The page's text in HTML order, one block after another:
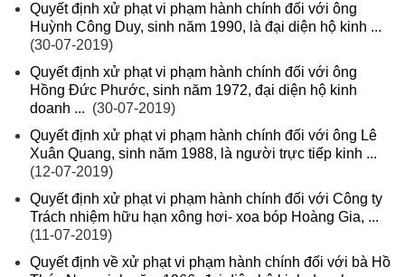
Quyết định xử phạt vi phạm hành chính đối với ông
Huỳnh Công Duy, sinh năm 1990, là đại diện hộ kinh ...
(30-07-2019)
Quyết định xử phạt vi phạm hành chính đối với ông
Hồng Đức Phước, sinh năm 1972, đại diện hộ kinh
doanh ... (30-07-2019)
Quyết định xử phạt vi phạm hành chính đối với ông Lê
Xuân Quang, sinh năm 1988, là người trực tiếp kinh ...
(12-07-2019)
Quyết định xử phạt vi phạm hành chính đối với Công ty
Trách nhiệm hữu hạn xông hơi- xoa bóp Hoàng Gia, ...
(11-07-2019)
Quyết định về xử phạt vi phạm hành chính đối với bà Hồ